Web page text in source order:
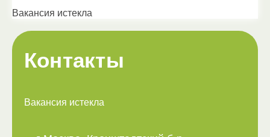
Вакансия истекла
Контакты
Вакансия истекла